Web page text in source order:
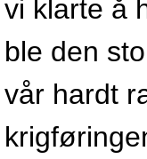
vi klarte å
ble den
vår hardt